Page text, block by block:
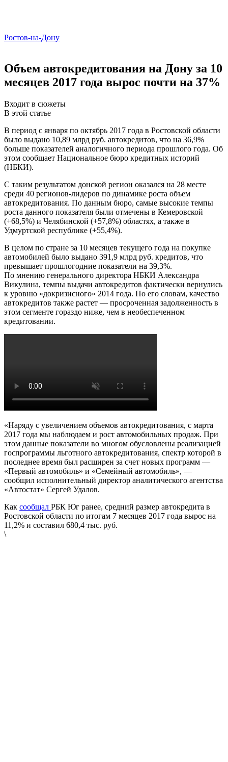
Ростов-на-Дону
Объем автокредитования на Дону за 10
месяцев 2017 года вырос почти на 37%
Входит в сюжеты
В этой статье
В период с января по октябрь 2017 года в Ростовской области
было выдано 10,89 млрд руб. автокредитов, что на 36,9%
больше показателей аналогичного периода прошлого года. Об
этом сообщает Национальное бюро кредитных историй
(НБКИ).
С таким результатом донской регион оказался на 28 месте
среди 40 регионов-лидеров по динамике роста объем
автокредитования. По данным бюро, самые высокие темпы
роста данного показателя были отмечены в Кемеровской
(+68,5%) и Челябинской (+57,8%) областях, а также в
Удмуртской республике (+55,4%).
В целом по стране за 10 месяцев текущего года на покупке
автомобилей было выдано 391,9 млрд руб. кредитов, что
превышает прошлогодние показатели на 39,3%.
По мнению генерального директора НБКИ Александра
Викулина, темпы выдачи автокредитов фактически вернулись
к уровню «докризисного» 2014 года. По его словам, качество
автокредитов также растет — просроченная задолженность в
этом сегменте гораздо ниже, чем в необеспеченном
кредитовании.
«Наряду с увеличением объемов автокредитования, с марта
2017 года мы наблюдаем и рост автомобильных продаж. При
этом данные показатели во многом обусловлены реализацией
госпрограммы льготного автокредитования, спектр которой в
последнее время был расширен за счет новых программ —
«Первый автомобиль» и «Семейный автомобиль», —
сообщил исполнительный директор аналитического агентства
«Автостат» Сергей Удалов.
Как сообщал РБК Юг ранее, средний размер автокредита в
Ростовской области по итогам 7 месяцев 2017 года вырос на
11,2% и составил 680,4 тыс. руб.
\